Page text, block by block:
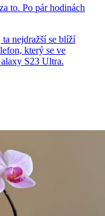
to. Po pár hodinách
nejdražší se blíží
který se ve
S23 Ultra.